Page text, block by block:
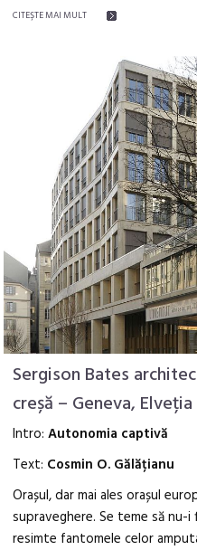
CITEŞTE MAI MULT
Sergison Bates
creșă – Geneva, Elveția
Intro:Autonomia captivă
Text: Cosmin O. Gălățianu
Orașul, dar mai ales orașul
supraveghere. Se teme să
resimte fantomele celor